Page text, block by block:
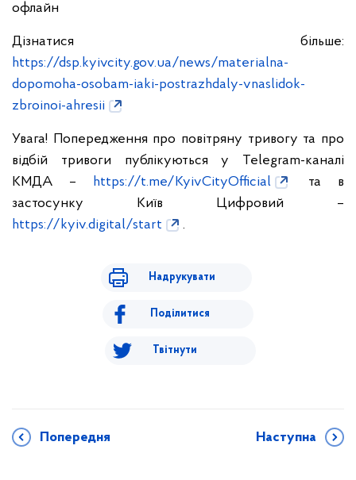
офлайн
Дізнатися більше:
https://dsp.kyivcity.gov.ua/news/materialna-
dopomoha-osobam-iaki-postrazhdaly-vnaslidok-
zbroinoi-ahresii
Увага! Попередження про повітряну тривогу та про
відбій тривоги публікуються у Telegram-каналі
КМДА – https://t.me/KyivCityOfficial
та в
застосунку Київ Цифровий –
https://kyiv.digital/start
.
Надрукувати
Поділитися
Твітнути
Попередня Наступна